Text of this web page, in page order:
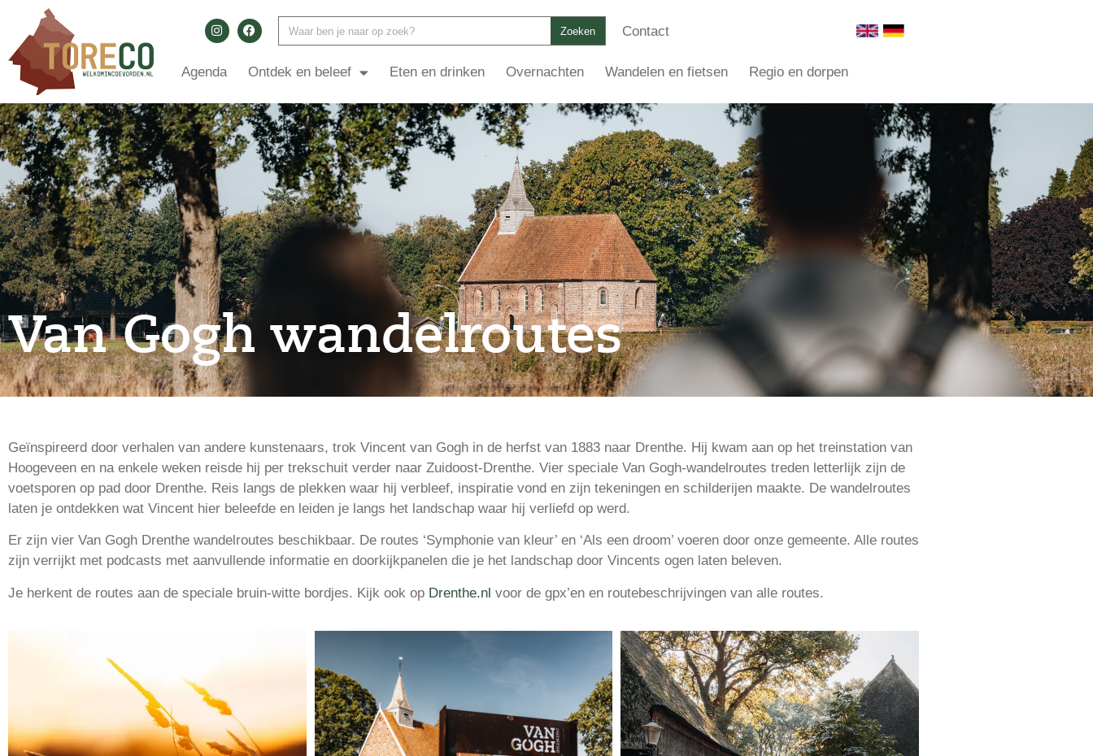
Zoeken Contact
Agenda Ontdek en beleef Eten en drinken Overnachten Wandelen en fietsen Regio en dorpen
Van Gogh wandelroutes
Geïnspireerd door verhalen van andere kunstenaars, trok Vincent van Gogh in de herfst van 1883 naar Drenthe. Hij kwam aan op het treinstation van
Hoogeveen en na enkele weken reisde hij per trekschuit verder naar Zuidoost-Drenthe. Vier speciale Van Gogh-wandelroutes treden letterlijk zijn de
voetsporen op pad door Drenthe. Reis langs de plekken waar hij verbleef, inspiratie vond en zijn tekeningen en schilderijen maakte. De wandelroutes
laten je ontdekken wat Vincent hier beleefde en leiden je langs het landschap waar hij verliefd op werd.
Er zijn vier Van Gogh Drenthe wandelroutes beschikbaar. De routes ‘Symphonie van kleur’ en ‘Als een droom’ voeren door onze gemeente. Alle routes
zijn verrijkt met podcasts met aanvullende informatie en doorkijkpanelen die je het landschap door Vincents ogen laten beleven.
Je herkent de routes aan de speciale bruin-witte bordjes. Kijk ook op Drenthe.nl voor de gpx’en en routebeschrijvingen van alle routes.